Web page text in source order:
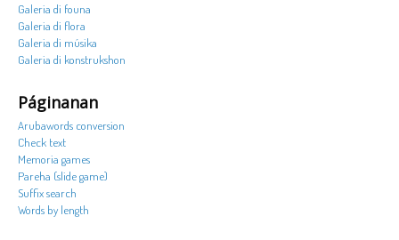
Galeria di founa
Galeria di flora
Galeria di músika
Galeria di konstrukshon
Páginanan
Arubawords conversion
Check text
Memoria games
Pareha (slide game)
Suffix search
Words by length